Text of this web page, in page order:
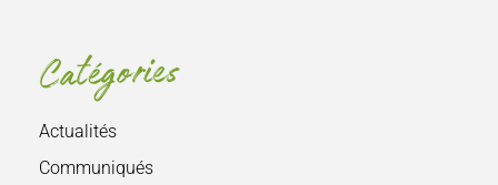
Catégories
Actualités
Communiqués